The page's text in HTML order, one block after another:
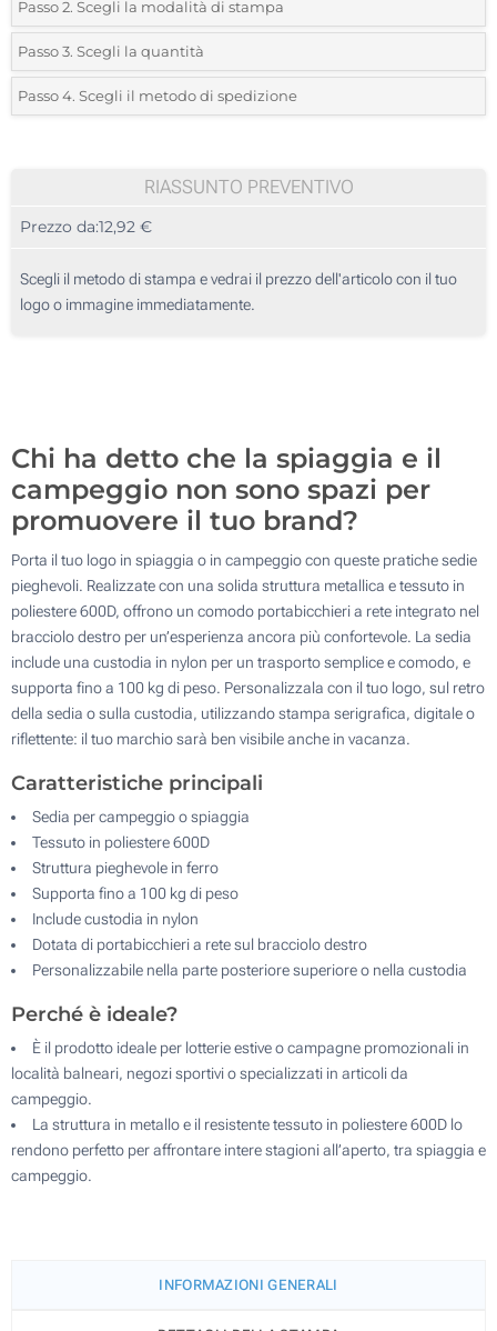
Passo 2. Scegli la modalità di stampa
*Seleziona la posizione di stampa e il colore del vostro logo:
1 Colore (Dietro)
Transfer Riflettente (Dietro)
Transfer digitale full color (Dietro)
Senza stampa
Passo 3. Scegli la quantità
*Quantità desiderata:
10
25
50
Passo 4. Scegli il metodo di spedizione
RIASSUNTO PREVENTIVO
Prezzo da:12,92 €
Scegli il metodo di stampa e vedrai il prezzo dell'articolo con il tuo
logo o immagine immediatamente.
Chi ha detto che la spiaggia e il
campeggio non sono spazi per
promuovere il tuo brand?
Porta il tuo logo in spiaggia o in campeggio con queste pratiche sedie
pieghevoli. Realizzate con una solida struttura metallica e tessuto in
poliestere 600D, offrono un comodo portabicchieri a rete integrato nel
bracciolo destro per un’esperienza ancora più confortevole. La sedia
include una custodia in nylon per un trasporto semplice e comodo, e
supporta fino a 100 kg di peso. Personalizzala con il tuo logo, sul retro
della sedia o sulla custodia, utilizzando stampa serigrafica, digitale o
riflettente: il tuo marchio sarà ben visibile anche in vacanza.
Caratteristiche principali
Sedia per campeggio o spiaggia
Tessuto in poliestere 600D
Struttura pieghevole in ferro
Supporta fino a 100 kg di peso
Include custodia in nylon
Dotata di portabicchieri a rete sul bracciolo destro
Personalizzabile nella parte posteriore superiore o nella custodia
Perché è ideale?
È il prodotto ideale per lotterie estive o campagne promozionali in
località balneari, negozi sportivi o specializzati in articoli da
campeggio.
La struttura in metallo e il resistente tessuto in poliestere 600D lo
rendono perfetto per affrontare intere stagioni all’aperto, tra spiaggia e
campeggio.
INFORMAZIONI GENERALI